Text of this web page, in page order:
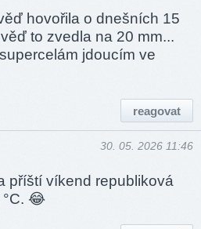
hovořila o dnešních 15
to zvedla na 20 mm...
jdoucím ve
reagovat
30. 05. 2026 11:46
příští víkend republiková
😂